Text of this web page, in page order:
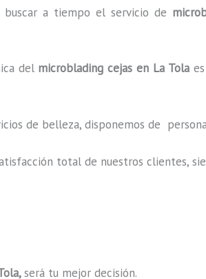
a tiempo el servicio de
del microblading cejas en La Tola
de belleza, disponemos de
total de nuestros clientes,
será tu mejor decisión.